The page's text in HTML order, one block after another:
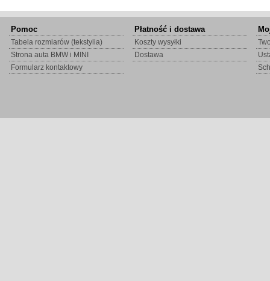
Pomoc
Tabela rozmiarów (tekstylia)
Strona auta BMW i MINI
Formularz kontaktowy
Płatność i dostawa
Koszty wysyłki
Dostawa